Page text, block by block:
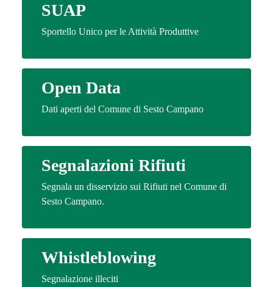
SUAP
Sportello Unico per le Attività Produttive
Open Data
Dati aperti del Comune di Sesto Campano
Segnalazioni Rifiuti
Segnala un disservizio sui Rifiuti nel Comune di
Sesto Campano.
Whistleblowing
Segnalazione illeciti